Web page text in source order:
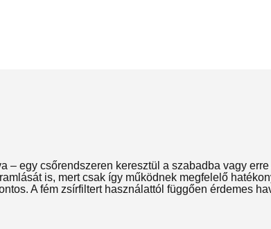
– egy csőrendszeren keresztül a szabadba vagy
is, mert csak így működnek megfelelő
A fém zsírfiltert használattól függően érdemes